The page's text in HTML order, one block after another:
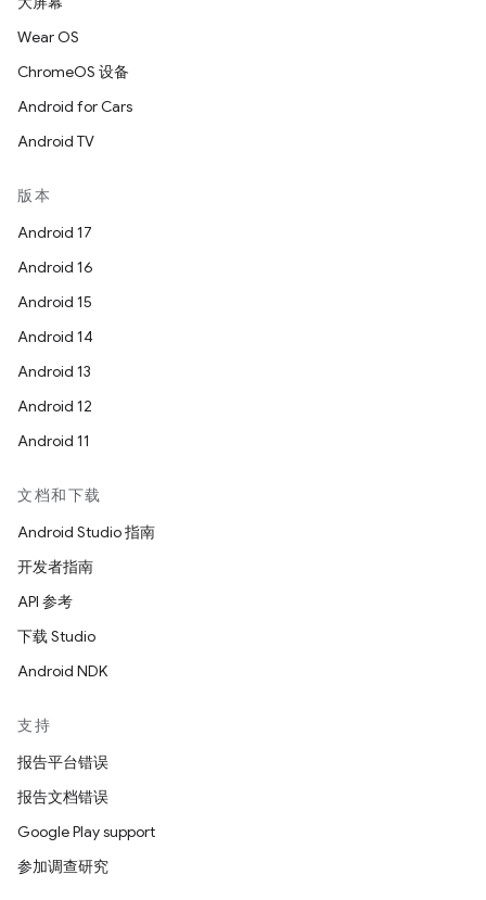
Wear OS
ChromeOS 设备
Android for Cars
Android TV
版本
Android 17
Android 16
Android 15
Android 14
Android 13
Android 12
Android 11
文档和下载
Android Studio 指南
开发者指南
API 参考
下载 Studio
Android NDK
支持
报告平台错误
报告文档错误
Google Play support
参加调查研究